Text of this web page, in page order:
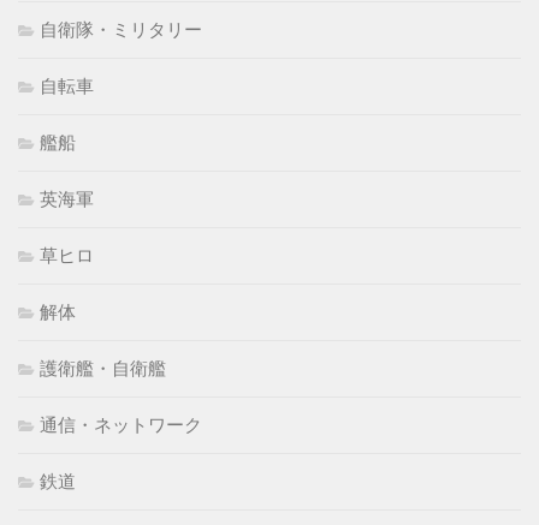
自衛隊・ミリタリー
自転車
艦船
英海軍
草ヒロ
解体
護衛艦・自衛艦
通信・ネットワーク
鉄道